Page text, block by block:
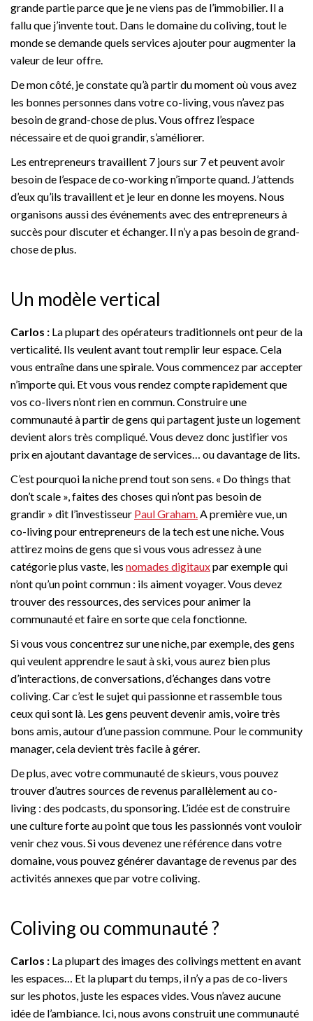
grande partie parce que je ne viens pas de l’immobilier. Il a
fallu que j’invente tout. Dans le domaine du coliving, tout le
monde se demande quels services ajouter pour augmenter la
valeur de leur offre.
De mon côté, je constate qu’à partir du moment où vous avez
les bonnes personnes dans votre co-living, vous n’avez pas
besoin de grand-chose de plus. Vous offrez l’espace
nécessaire et de quoi grandir, s’améliorer.
Les entrepreneurs travaillent 7 jours sur 7 et peuvent avoir
besoin de l’espace de co-working n’importe quand. J’attends
d’eux qu’ils travaillent et je leur en donne les moyens. Nous
organisons aussi des événements avec des entrepreneurs à
succès pour discuter et échanger. Il n’y a pas besoin de grand-
chose de plus.
Un modèle vertical
Carlos : La plupart des opérateurs traditionnels ont peur de la
verticalité. Ils veulent avant tout remplir leur espace. Cela
vous entraîne dans une spirale. Vous commencez par accepter
n’importe qui. Et vous vous rendez compte rapidement que
vos co-livers n’ont rien en commun. Construire une
communauté à partir de gens qui partagent juste un logement
devient alors très compliqué. Vous devez donc justifier vos
prix en ajoutant davantage de services… ou davantage de lits.
C’est pourquoi la niche prend tout son sens. « Do things that
don’t scale », faites des choses qui n’ont pas besoin de
grandir » dit l’investisseur Paul Graham.A première vue, un
co-living pour entrepreneurs de la tech est une niche. Vous
attirez moins de gens que si vous vous adressez à une
catégorie plus vaste, les nomades digitauxpar exemple qui
n’ont qu’un point commun : ils aiment voyager. Vous devez
trouver des ressources, des services pour animer la
communauté et faire en sorte que cela fonctionne.
Si vous vous concentrez sur une niche, par exemple, des gens
qui veulent apprendre le saut à ski, vous aurez bien plus
d’interactions, de conversations, d’échanges dans votre
coliving. Car c’est le sujet qui passionne et rassemble tous
ceux qui sont là. Les gens peuvent devenir amis, voire très
bons amis, autour d’une passion commune. Pour le community
manager, cela devient très facile à gérer.
De plus, avec votre communauté de skieurs, vous pouvez
trouver d’autres sources de revenus parallèlement au co-
living : des podcasts, du sponsoring. L’idée est de construire
une culture forte au point que tous les passionnés vont vouloir
venir chez vous. Si vous devenez une référence dans votre
domaine, vous pouvez générer davantage de revenus par des
activités annexes que par votre coliving.
Coliving ou communauté ?
Carlos : La plupart des images des colivings mettent en avant
les espaces… Et la plupart du temps, il n’y a pas de co-livers
sur les photos, juste les espaces vides. Vous n’avez aucune
idée de l’ambiance. Ici, nous avons construit une communauté